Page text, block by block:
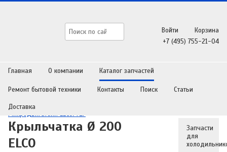
Корзина
Войти
+7 (495) 755-21-04
Главная О компании Каталог запчастей
Ремонт бытовой техники Контакты Поиск Статьи
Доставка
Главная/
Микродвигатели ELCO/YZF
Запчасти
для
Крыльчатка Ø 200
ELCO